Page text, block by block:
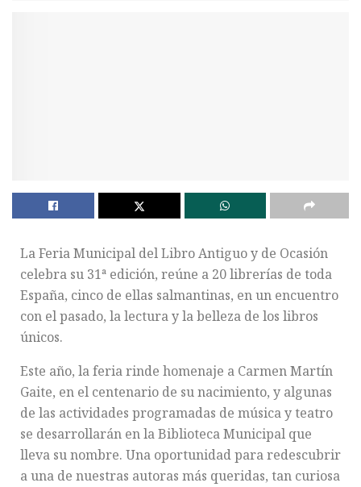
La Feria Municipal del Libro Antiguo y de Ocasión
celebra su 31ª edición, reúne a 20 librerías de toda
España, cinco de ellas salmantinas, en un encuentro
con el pasado, la lectura y la belleza de los libros
únicos.
Este año, la feria rinde homenaje a Carmen Martín
Gaite, en el centenario de su nacimiento, y algunas
de las actividades programadas de música y teatro
se desarrollarán en la Biblioteca Municipal que
lleva su nombre. Una oportunidad para redescubrir
a una de nuestras autoras más queridas, tan curiosa